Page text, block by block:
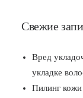
Свежие
Вред
укладке
Пилинг